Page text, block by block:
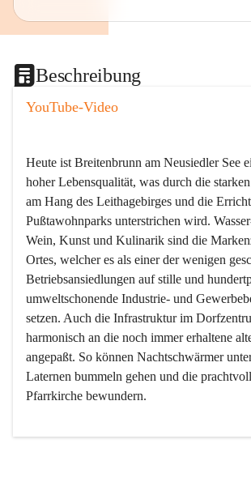
Beschreibung
YouTube-Video
Heute ist Breitenbrunn am Neusiedler See
hoher Lebensqualität, was durch die
am Hang des Leithagebirges und die
Pußtawohnparks unterstrichen wird.
Wein, Kunst und Kulinarik sind die
Ortes, welcher es als einer der wenigen
Betriebsansiedlungen auf stille und
umweltschonende Industrie- und
setzen. Auch die Infrastruktur im
harmonisch an die noch immer erhaltene
angepaßt. So können Nachtschwärmer
Laternen bummeln gehen und die
Pfarrkirche bewundern.
Der Weinbau dominert heute nicht mehr,